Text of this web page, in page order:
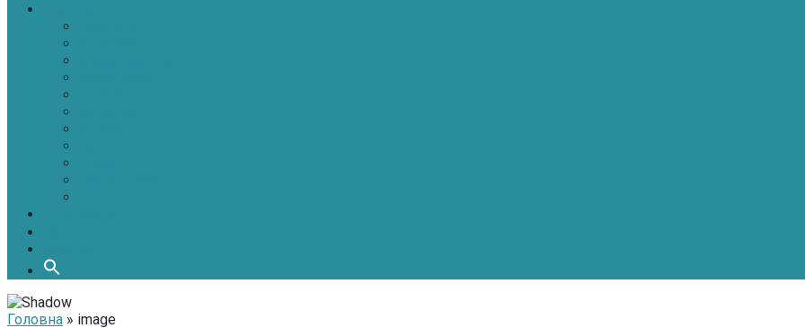
Головна » image